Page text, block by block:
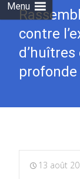
Menu
contre
profonde
13 août